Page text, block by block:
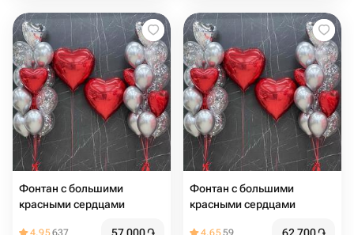
Фонтан с большими
красными сердцами
4.95637
Фонтан с большими
красными сердцами
4.6559